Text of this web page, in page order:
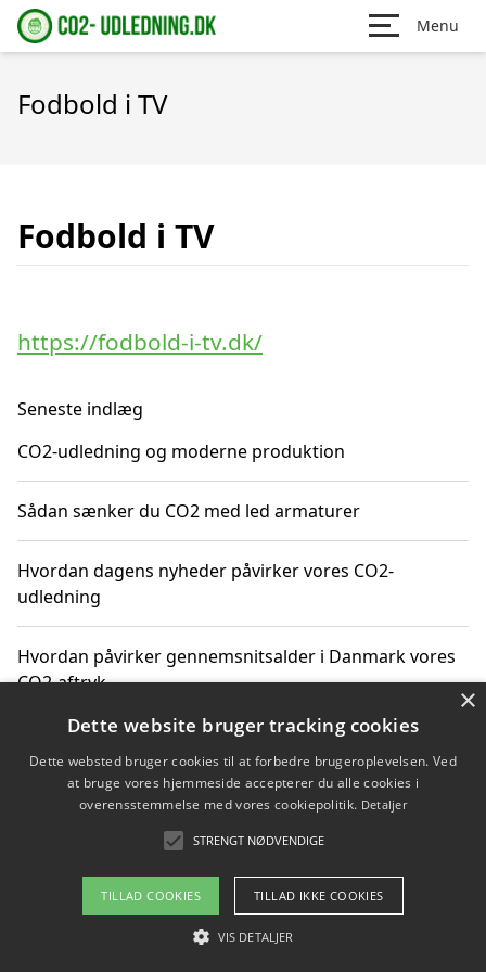
Menu
Fodbold i TV
Fodbold i TV
https://fodbold-i-tv.dk/
Seneste indlæg
CO2-udledning og moderne produktion
Sådan sænker du CO2 med led armaturer
Hvordan dagens nyheder påvirker vores CO2-
udledning
Hvordan påvirker gennemsnitsalder i Danmark vores
CO2-aftryk
Hvordan nyheder om CO2-udledning påvirker vores
hverdag
Om / kontakt
Blog Betingelser
×
Dette website bruger tracking cookies
Dette websted bruger cookies til at forbedre brugeroplevelsen. Ved
at bruge vores hjemmeside accepterer du alle cookies i
overensstemmelse med vores cookiepolitik. Detaljer
STRENGT NØDVENDIGE
TILLAD COOKIES TILLAD IKKE COOKIES
VIS DETALJER